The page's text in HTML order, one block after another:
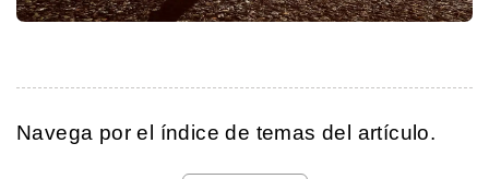
Navega por el índice de temas del artículo.